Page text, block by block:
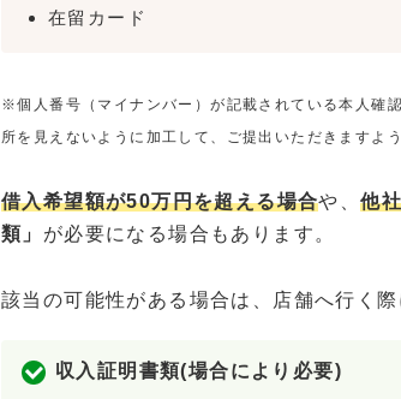
在留カード
※個人番号（マイナンバー）が記載されている本人確
所を見えないように加工して、ご提出いただきますよ
借入希望額が50万円を超える場合や、他
類」 が必要になる場合もあります。
該当の可能性がある場合は、店舗へ行く
収入証明書類(場合により必要)